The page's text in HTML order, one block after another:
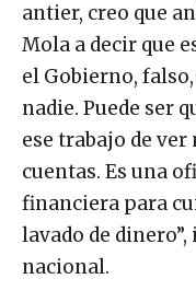
antier, creo que
Mola a decir que
el Gobierno,
nadie. Puede ser
ese trabajo de
cuentas. Es una
financiera para
lavado de
nacional.